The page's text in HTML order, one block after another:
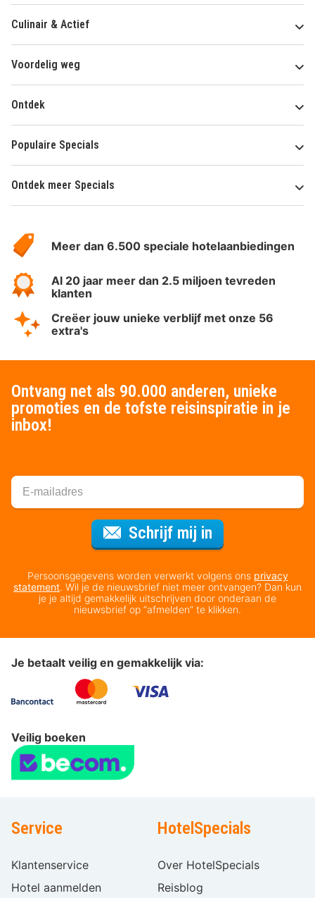
Culinair & Actief
Voordelig weg
Ontdek
Populaire Specials
Ontdek meer Specials
HotelSpecials
Meer dan 6.500 speciale hotelaanbiedingen
Al 20 jaar meer dan 2.5 miljoen tevreden
klanten
Creëer jouw unieke verblijf met onze 56
extra's
Ontvang net als 90.000 anderen, unieke
promoties en de tofste reisinspiratie in je
inbox!
Schrijf mij in
Persoonsgegevens worden verwerkt volgens ons privacy
statement. Wil je de nieuwsbrief niet meer ontvangen? Dan kun
je je altijd gemakkelijk uitschrijven door onderaan de
nieuwsbrief op “afmelden” te klikken.
Je betaalt veilig en gemakkelijk via:
Veilig boeken
Service
Klantenservice
Hotel aanmelden
HotelSpecials
Over HotelSpecials
Reisblog